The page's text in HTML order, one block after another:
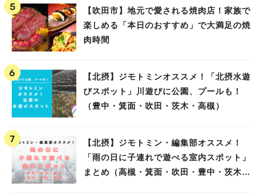
【吹田市】地元で愛される焼肉店！家族で
楽しめる「本日のおすすめ」で大満足の焼
肉時間
【北摂】ジモトミンオススメ！「北摂水遊
びスポット」川遊びに公園、プールも！
（豊中・箕面・吹田・茨木・高槻）
【北摂】ジモトミン・編集部オススメ！
「雨の日に子連れで遊べる室内スポット」
まとめ（高槻・箕面・吹田・豊中・茨木・